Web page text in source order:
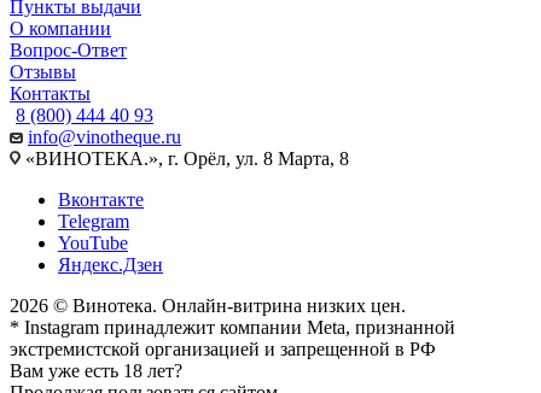
Пункты выдачи
О компании
Вопрос-Ответ
Отзывы
Контакты
8 (800) 444 40 93
info@vinotheque.ru
«ВИНОТЕКА.», г. Орёл, ул. 8 Марта, 8
Вконтакте
Telegram
YouTube
Яндекс.Дзен
2026 © Винотека. Онлайн-витрина низких цен.
* Instagram принадлежит компании Meta, признанной
экстремистской организацией и запрещенной в РФ
Вам уже есть 18 лет?